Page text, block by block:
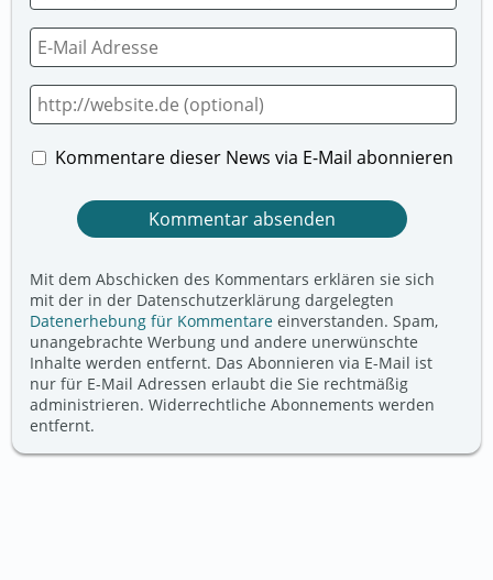
Kommentare dieser News via E-Mail abonnieren
Mit dem Abschicken des Kommentars erklären sie sich
mit der in der Datenschutzerklärung dargelegten
Datenerhebung für Kommentare einverstanden. Spam,
unangebrachte Werbung und andere unerwünschte
Inhalte werden entfernt. Das Abonnieren via E-Mail ist
nur für E-Mail Adressen erlaubt die Sie rechtmäßig
administrieren. Widerrechtliche Abonnements werden
entfernt.